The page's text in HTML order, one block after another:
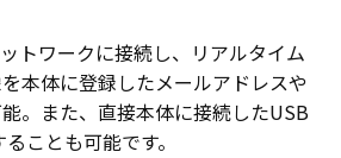
トワークに接続し、リアルタイム
本体に登録したメールアドレスや
。また、直接本体に接続したUSB
ことも可能です。